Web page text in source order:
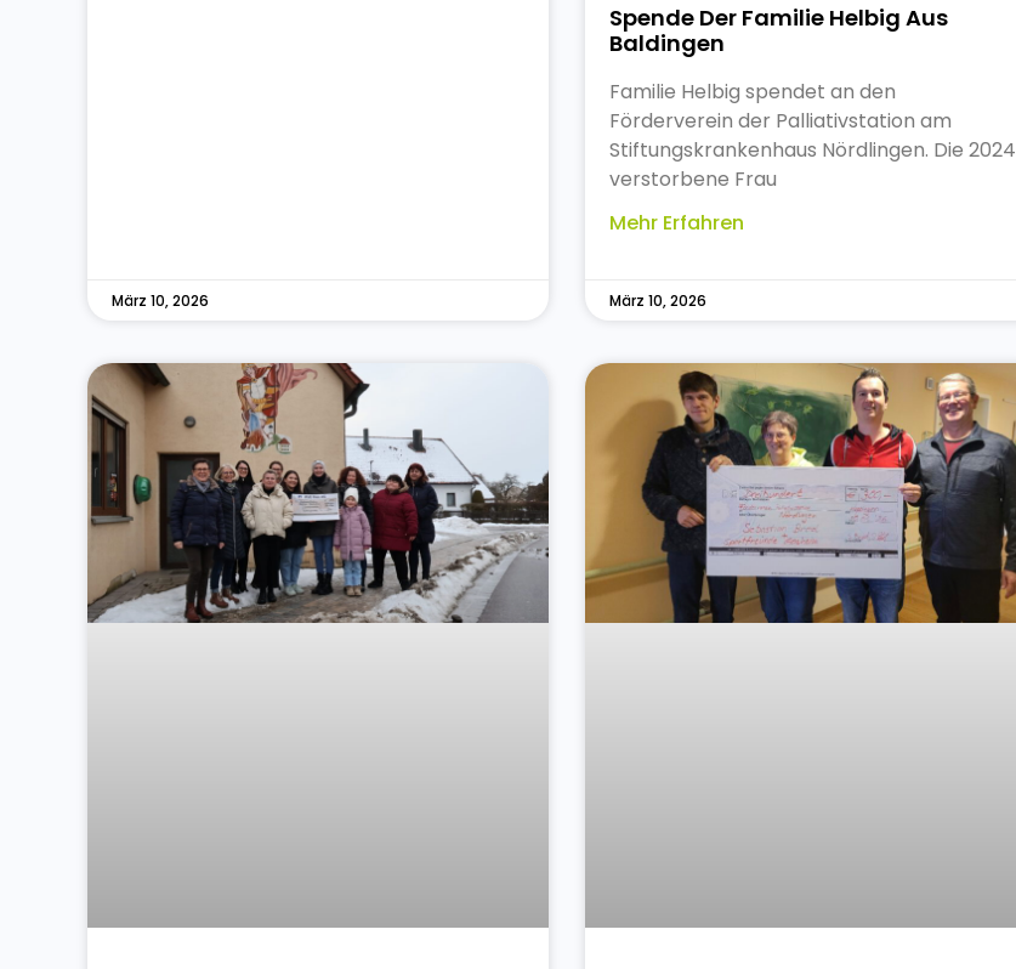
März 10, 2026
Spende Der Familie Helbig Aus
Baldingen
Familie Helbig spendet an den
Förderverein der Palliativstation am
Stiftungskrankenhaus Nördlingen. Die 2024
verstorbene Frau
Mehr Erfahren
März 10, 2026